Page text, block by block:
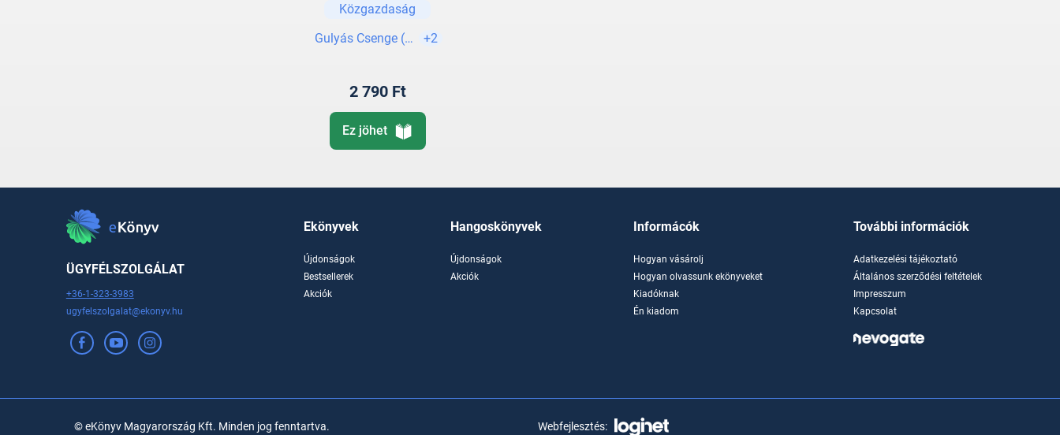
Közgazdaság
Gulyás Csenge (szerk.)
+2
2 790 Ft
Ez jöhet
ÜGYFÉLSZOLGÁLAT
+36-1-323-3983
ugyfelszolgalat@ekonyv.hu
Ekönyvek
Újdonságok
Bestsellerek
Akciók
Hangoskönyvek
Újdonságok
Akciók
Informácók
Hogyan vásárolj
Hogyan olvassunk ekönyveket
Kiadóknak
Én kiadom
További információk
Adatkezelési tájékoztató
Általános szerződési feltételek
Impresszum
Kapcsolat
© eKönyv Magyarország Kft. Minden jog fenntartva. Webfejlesztés: